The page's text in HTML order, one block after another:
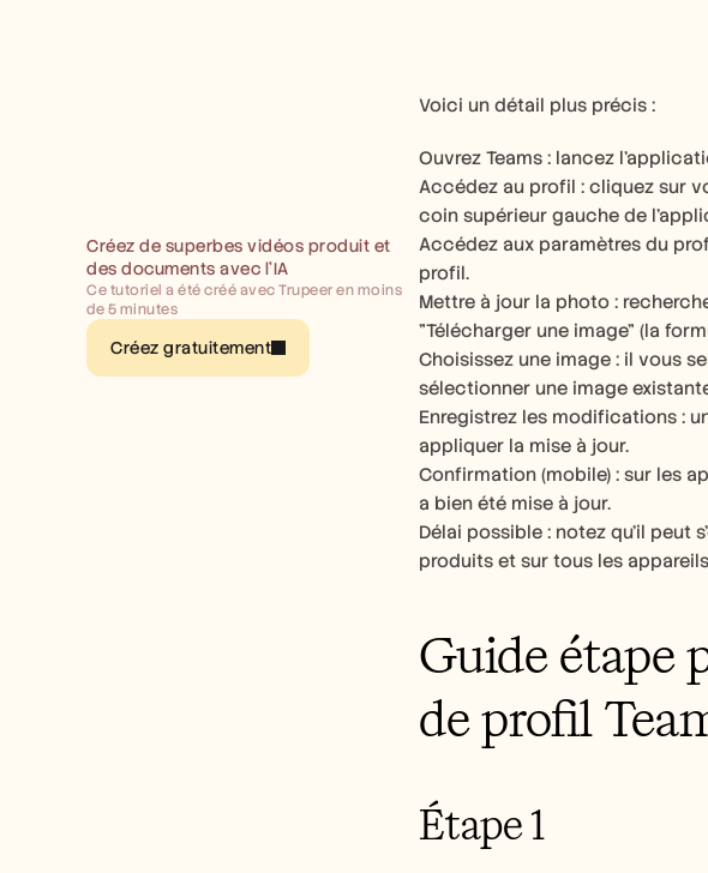
Créez de superbes vidéos produit et
des documents avec l’IA
Ce tutoriel a été créé avec Trupeer en moins
de 5 minutes
Créez gratuitement
Voici un détail plus précis :
Ouvrez Teams : lancez
Accédez au profil : cliquez sur
coin supérieur gauche de
Accédez aux paramètres du
profil.
Mettre à jour la photo :
"Télécharger une image" (la
Choisissez une image : il vous
sélectionner une image
Enregistrez les modifications :
appliquer la mise à jour.
Confirmation (mobile) : sur les
a bien été mise à jour.
Délai possible : notez qu'il peut
produits et sur tous les
Guide étape
de profil
Étape 1